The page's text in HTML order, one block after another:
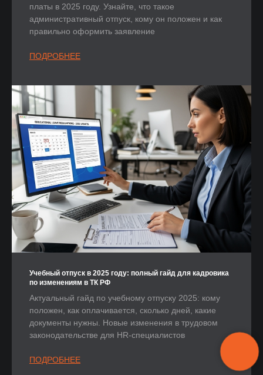
платы в 2025 году. Узнайте, что такое
административный отпуск, кому он положен и как
правильно оформить заявление
ПОДРОБНЕЕ
Учебный отпуск в 2025 году: полный гайд для кадровика
по изменениям в ТК РФ
Актуальный гайд по учебному отпуску 2025: кому
положен, как оплачивается, сколько дней, какие
документы нужны. Новые изменения в трудовом
законодательстве для HR-специалистов
ПОДРОБНЕЕ